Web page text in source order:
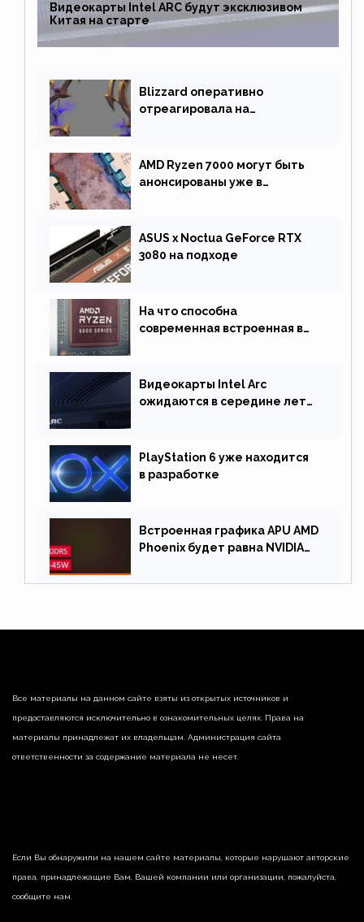
Видеокарты Intel ARC будут эксклюзивом
Китая на старте
Blizzard оперативно
отреагировала на
AMD Ryzen 7000 могут быть
анонсированы уже в
ASUS x Noctua GeForce RTX
3080 на подходе
На что способна
современная встроенная в
Видеокарты Intel Arc
ожидаются в середине лета.
PlayStation 6 уже находится
в разработке
Встроенная графика APU AMD
Phoenix будет равна NVIDIA
Все материалы на данном сайте взяты из открытых источников и
предоставляются исключительно в ознакомительных целях. Права на
материалы принадлежат их владельцам. Администрация сайта
ответственности за содержание материала не несет.
Если Вы обнаружили на нашем сайте материалы, которые нарушают авторские
права, принадлежащие Вам, Вашей компании или организации, пожалуйста,
сообщите нам.